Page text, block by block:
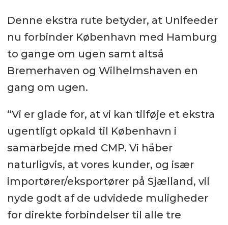
Denne ekstra rute betyder, at Unifeeder
nu forbinder København med Hamburg
to gange om ugen samt altså
Bremerhaven og Wilhelmshaven en
gang om ugen.
“Vi er glade for, at vi kan tilføje et ekstra
ugentligt opkald til København i
samarbejde med CMP. Vi håber
naturligvis, at vores kunder, og især
importører/eksportører på Sjælland, vil
nyde godt af de udvidede muligheder
for direkte forbindelser til alle tre